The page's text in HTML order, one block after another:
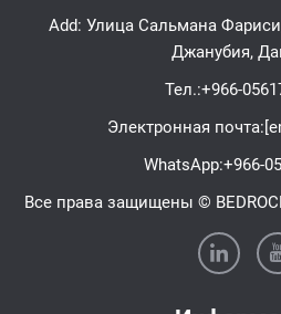
Add: Улица Сальмана
Джанубия,
Тел.:+966-
Электронная почта:
WhatsApp:+966-
Все права защищены ©